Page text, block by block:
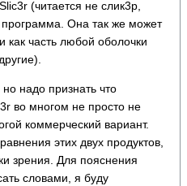
(читается не слик3р,
программа. Она так же может
как часть любой оболочки
надо признать что
во многом не просто не
коммерческий вариант.
этих двух продуктов,
зрения. Для пояснения
словами, я буду